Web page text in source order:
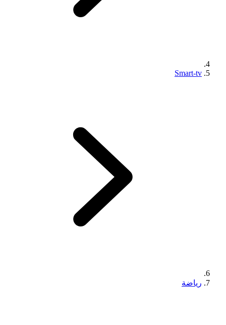
Smart-tv
رياضة